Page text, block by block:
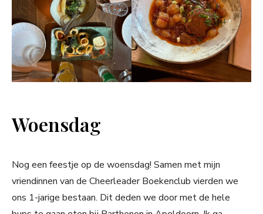
Woensdag
Nog een feestje op de woensdag! Samen met mijn
vriendinnen van de Cheerleader Boekenclub vierden we
ons 1-jarige bestaan. Dit deden we door met de hele